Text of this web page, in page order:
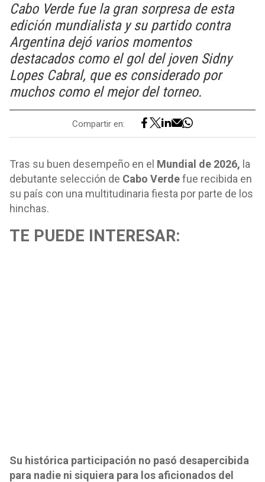
Cabo Verde fue la gran sorpresa de esta
edición mundialista y su partido contra
Argentina dejó varios momentos
destacados como el gol del joven Sidny
Lopes Cabral, que es considerado por
muchos como el mejor del torneo.
Compartir en:
Tras su buen desempeño en el Mundial de 2026, la
debutante selección de Cabo Verdefue recibida en
su país con una multitudinaria fiesta por parte de los
hinchas.
TE PUEDE INTERESAR:
Su histórica participación no pasó desapercibida
para nadie ni siquiera para los aficionados del